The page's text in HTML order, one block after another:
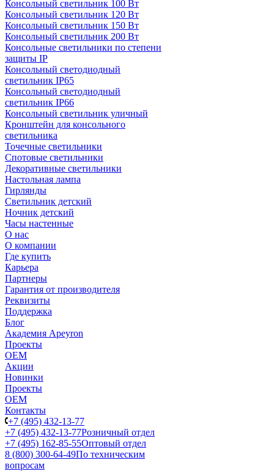
Консольный светильник 100 Вт
Консольный светильник 120 Вт
Консольный светильник 150 Вт
Консольный светильник 200 Вт
Консольные светильники по степени
защиты IP
Консольный светодиодный
светильник IP65
Консольный светодиодный
светильник IP66
Консольный светильник уличный
Кронштейн для консольного
светильника
Точечные светильники
Спотовые светильники
Декоративные светильники
Настольная лампа
Гирлянды
Светильник детский
Ночник детский
Часы настенные
О нас
О компании
Где купить
Карьера
Партнеры
Гарантия от производителя
Реквизиты
Поддержка
Блог
Академия Apeyron
Проекты
ОЕМ
Акции
Новинки
Проекты
ОЕМ
Контакты
+7 (495) 432-13-77
+7 (495) 432-13-77Розничный отдел
+7 (495) 162-85-55Оптовый отдел
8 (800) 300-64-49По техническим
вопросам